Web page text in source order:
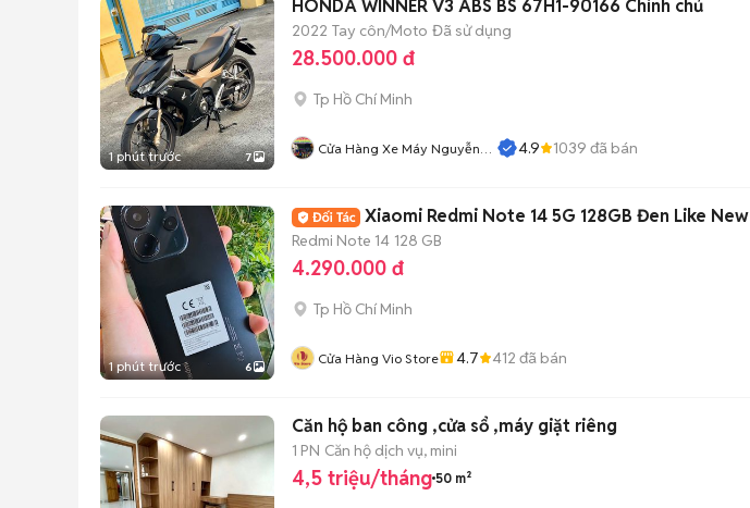
1 phút trước 7
HONDA WINNER V3 ABS BS 67H1-90166 Chính chủ
2022 Tay côn/Moto Đã sử dụng
28.500.000 đ
Tp Hồ Chí Minh
Cửa Hàng Xe Máy Nguyễn
4.9 1039 đã bán
1 phút trước 6
Xiaomi Redmi Note 14 5G 128GB Đen Like New
Redmi Note 14 128 GB
4.290.000 đ
Tp Hồ Chí Minh
Cửa Hàng Vio Store 4.7 412 đã bán
Căn hộ ban công ,cửa sổ ,máy giặt riêng
1 PN Căn hộ dịch vụ, mini
4,5 triệu/tháng 50 m²